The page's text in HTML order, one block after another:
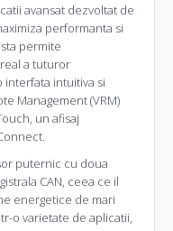
avansat dezvoltat de
performanta si
permite
a tuturor
intuitiva si
Management (VRM)
un afisaj
puternic cu doua
CAN, ceea ce il
energetice de mari
o varietate de aplicatii,